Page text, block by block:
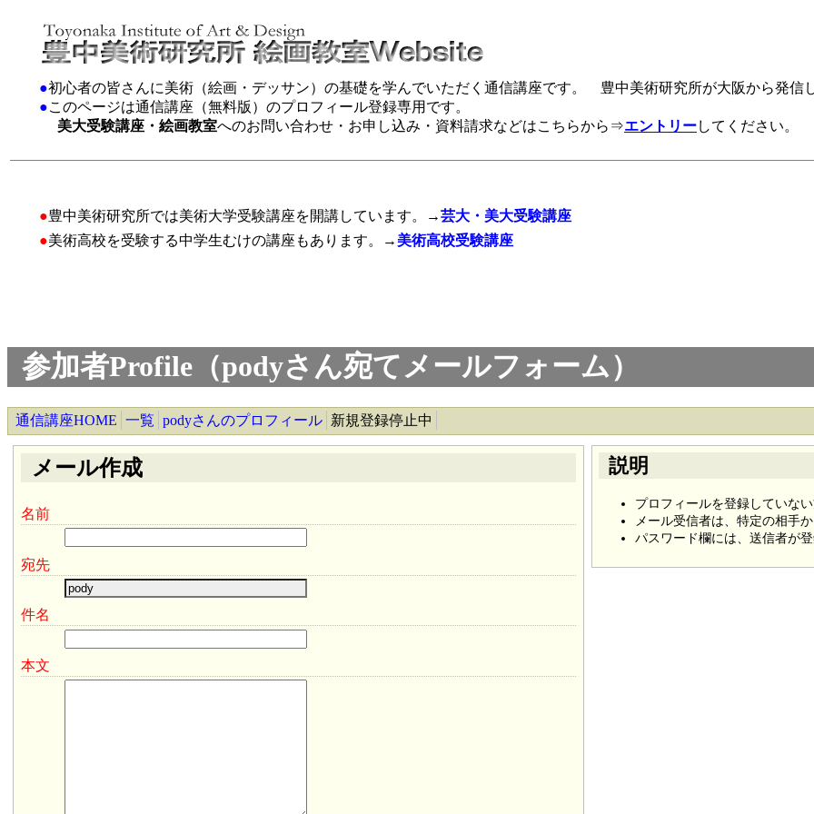
●初心者の皆さんに美術（絵画・デッサン）の基礎を学んでいただく通信講座です。 豊中美術研究所が大阪から発信
●このページは通信講座（無料版）のプロフィール登録専用です。
美大受験講座・絵画教室へのお問い合わせ・お申し込み・資料請求などはこちらから⇒エントリーしてください。
●豊中美術研究所では美術大学受験講座を開講しています。→芸大・美大受験講座
●美術高校を受験する中学生むけの講座もあります。→ 美術高校受験講座
参加者Profile（podyさん宛てメールフォーム）
通信講座HOME 一覧 podyさんのプロフィール 新規登録停止中
メール作成
名前
宛先
件名
本文
説明
プロフィールを登録していな
メール受信者は、特定の相手
パスワード欄には、送信者が